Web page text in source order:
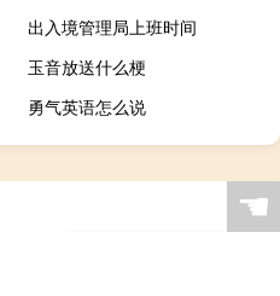
出入境管理局上班时间
玉音放送什么梗
勇气英语怎么说
☚